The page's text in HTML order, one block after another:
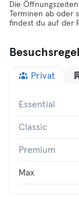
Die
Terminen ab
findest du auf der
Privat
Essential
Classic
Premium
Max